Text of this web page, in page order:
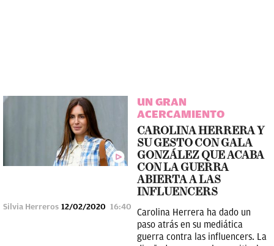
UN GRAN
ACERCAMIENTO
CAROLINA HERRERA Y
SU GESTO CON GALA
GONZÁLEZ QUE ACABA
CON LA GUERRA
ABIERTA A LAS
INFLUENCERS
Silvia Herreros 12/02/2020 16:40
Carolina Herrera ha dado un
paso atrás en su mediática
guerra contra las influencers. La